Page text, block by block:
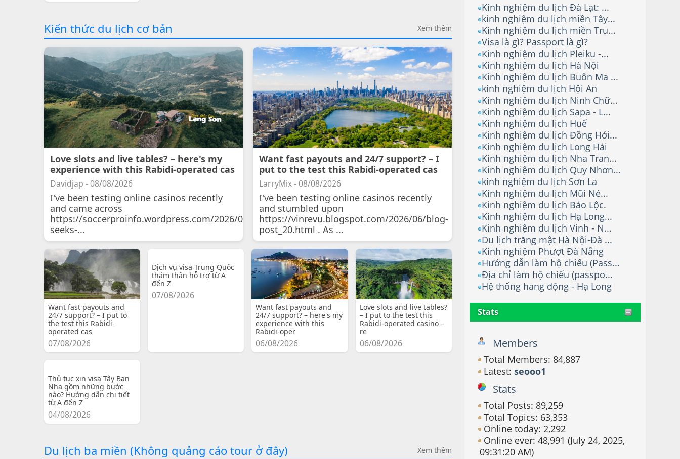
Kinh nghiệm du lịch Đà Lạt: ...
kinh nghiệm du lịch miền Tây...
Kinh nghiệm du lịch miền Tru...
Visa là gì? Passport là gì?
Kinh nghiệm du lịch Pleiku -...
Kinh nghiệm du lịch Hà Nội
Kinh nghiệm du lịch Buôn Ma ...
kinh nghiệm du lịch Hội An
Kinh nghiệm du lịch Ninh Chữ...
Kinh nghiệm du lịch Sapa - L...
Kinh nghiệm du lịch Huế
Kinh nghiệm du lịch Đồng Hới...
Kinh nghiệm du lịch Long Hải
Kinh nghiệm du lịch Nha Tran...
Kinh nghiệm du lịch Quy Nhơn...
kinh nghiệm du lịch Sơn La
Kinh nghiệm du lịch Mũi Né...
Kinh nghiệm du lịch Bảo Lộc.
Kinh nghiệm du lịch Hạ Long...
Kinh nghiệm du lịch Vinh - N...
Du lịch trăng mật Hà Nội-Đà ...
Kinh nghiệm Phượt Đà Nẵng
Hướng dẫn làm hộ chiếu (Pass...
Địa chỉ làm hộ chiếu (passpo...
Hệ thống hang động - Hạ Long
Stats
Members
Total Members: 84,887
Latest:seooo1
Stats
Total Posts: 89,259
Total Topics: 63,353
Online today: 2,292
Online ever: 48,991 (July 24, 2025,
09:31:20 AM)
Kiến thức du lịch cơ bản Xem thêm
Love slots and live tables? – here's my
experience with this Rabidi-operated cas
Davidjap - 08/08/2026
I've been testing online casinos recently
and came across
https://soccerproinfo.wordpress.com/2026/07/11/courtois-
seeks-...
Want fast payouts and 24/7 support? – I
put to the test this Rabidi-operated cas
LarryMix - 08/08/2026
I've been testing online casinos recently
and stumbled upon
https://vinrevu.blogspot.com/2026/06/blog-
post_20.html . As ...
Want fast payouts and
24/7 support? – I put to
the test this Rabidi-
operated cas
07/08/2026
Dịch vụ visa Trung Quốc
thăm thân hỗ trợ từ A
đến Z
07/08/2026
Want fast payouts and
24/7 support? – here's my
experience with this
Rabidi-oper
06/08/2026
Love slots and live tables?
– I put to the test this
Rabidi-operated casino –
re
06/08/2026
Thủ tục xin visa Tây Ban
Nha gồm những bước
nào? Hướng dẫn chi tiết
từ A đến Z
04/08/2026
Du lịch ba miền (Không quảng cáo tour ở đây) Xem thêm